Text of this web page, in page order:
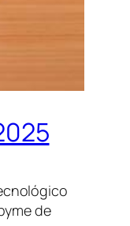
de